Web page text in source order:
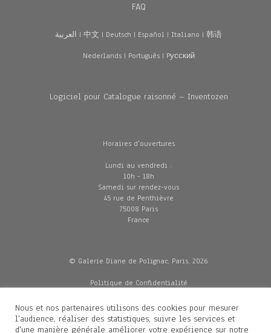
FAQ
العربية | 中文 | Deutsch | Español | Italiano | 韩语
Nederlands| Português| Pусский
Logiciel pour Catalogue raisonné – Inventozen
Horaires d'ouvertures
Lundi au vendredi :
10h - 18h
Samedi sur rendez-vous
45 rue de Penthièvre
75008 Paris
France
© Galerie Diane de Polignac, Paris, 2026
Politique de Confidentialité
Mentions légales
Livraisons
Nous et nos partenaires utilisons des cookies pour mesurer
l'audience, réaliser des statistiques, suivre les services et
d'une manière générale améliorer votre expérience sur notre